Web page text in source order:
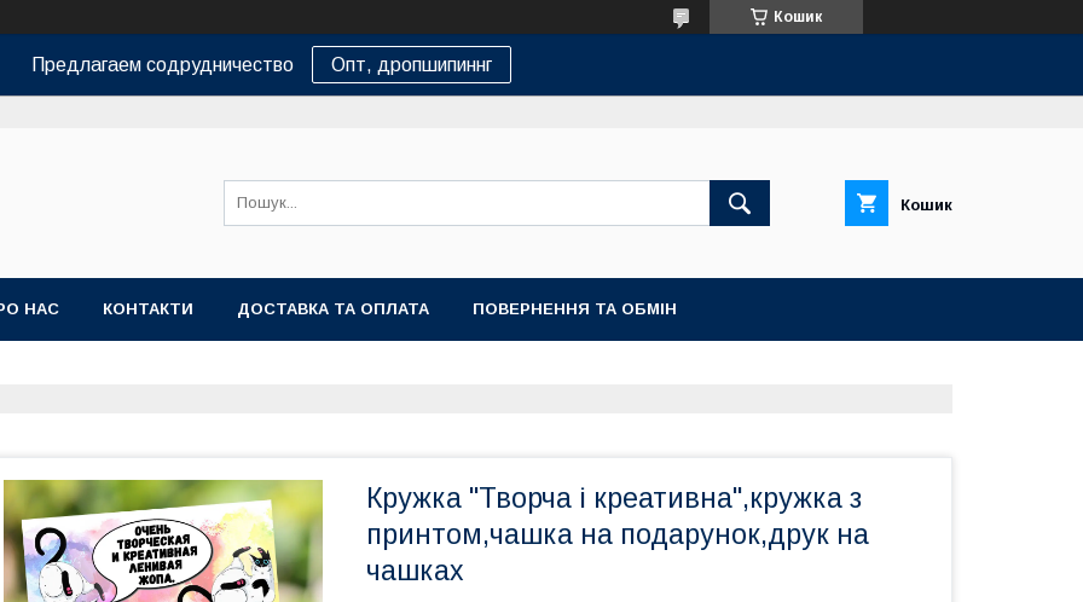
Кошик
Предлагаем содрудничество Опт, дропшипиннг
Кошик
НАС КОНТАКТИ ДОСТАВКА ТА ОПЛАТА ПОВЕРНЕННЯ ТА ОБМІН
Кружка "Творча і креативна",кружка з
принтом,чашка на подарунок,друк на
чашках